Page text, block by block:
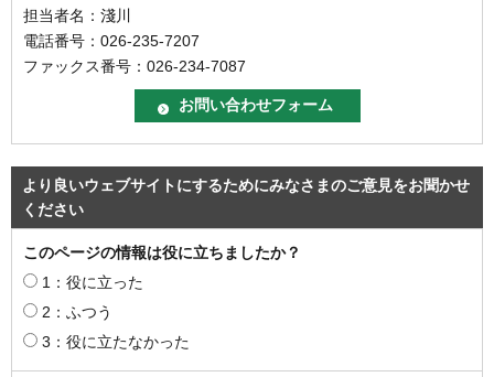
担当者名：淺川
電話番号：026-235-7207
ファックス番号：026-234-7087
より良いウェブサイトにするためにみなさまのご意見をお聞かせ
ください
このページの情報は役に立ちましたか？
1：役に立った
2：ふつう
3：役に立たなかった